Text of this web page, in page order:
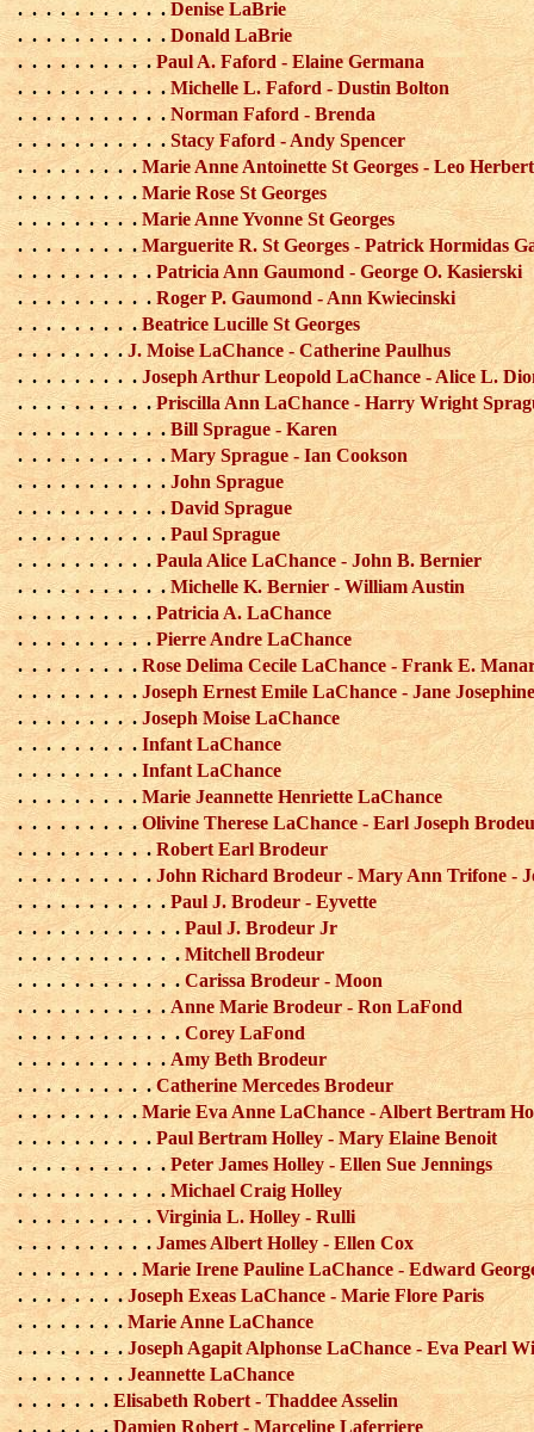
. . . . . . . . . . . Denise LaBrie
. . . . . . . . . . .Donald LaBrie
. . . . . . . . . .Paul A. Faford - Elaine Germana
. . . . . . . . . . . Michelle L. Faford - Dustin Bolton
. . . . . . . . . . . Norman Faford - Brenda
. . . . . . . . . . .Stacy Faford - Andy Spencer
. . . . . . . . . Marie Anne Antoinette St Georges - Leo Herbert
. . . . . . . . . Marie Rose St Georges
. . . . . . . . . Marie Anne Yvonne St Georges
. . . . . . . . . Marguerite R. St Georges - Patrick Hormidas
. . . . . . . . . . Patricia Ann Gaumond - George O. Kasierski
. . . . . . . . . . Roger P. Gaumond - Ann Kwiecinski
. . . . . . . . .Beatrice Lucille St Georges
. . . . . . . .J. Moise LaChance - Catherine Paulhus
. . . . . . . . . Joseph Arthur Leopold LaChance - Alice L.
. . . . . . . . . .Priscilla Ann LaChance - Harry Wright
. . . . . . . . . . . Bill Sprague - Karen
. . . . . . . . . . . Mary Sprague - Ian Cookson
. . . . . . . . . . . John Sprague
. . . . . . . . . . . David Sprague
. . . . . . . . . . .Paul Sprague
. . . . . . . . . . Paula Alice LaChance - John B. Bernier
. . . . . . . . . . .Michelle K. Bernier - William Austin
. . . . . . . . . . Patricia A. LaChance
. . . . . . . . . .Pierre Andre LaChance
. . . . . . . . . Rose Delima Cecile LaChance - Frank E.
. . . . . . . . . Joseph Ernest Emile LaChance - Jane
. . . . . . . . . Joseph Moise LaChance
. . . . . . . . . Infant LaChance
. . . . . . . . . Infant LaChance
. . . . . . . . . Marie Jeannette Henriette LaChance
. . . . . . . . .Olivine Therese LaChance - Earl Joseph
. . . . . . . . . . Robert Earl Brodeur
. . . . . . . . . . John Richard Brodeur - Mary Ann Trifone -
. . . . . . . . . . .Paul J. Brodeur - Eyvette
. . . . . . . . . . . . Paul J. Brodeur Jr
. . . . . . . . . . . . Mitchell Brodeur
. . . . . . . . . . . . Carissa Brodeur - Moon
. . . . . . . . . . . Anne Marie Brodeur - Ron LaFond
. . . . . . . . . . . . Corey LaFond
. . . . . . . . . . . Amy Beth Brodeur
. . . . . . . . . .Catherine Mercedes Brodeur
. . . . . . . . . Marie Eva Anne LaChance - Albert Bertram
. . . . . . . . . . Paul Bertram Holley - Mary Elaine Benoit
. . . . . . . . . . .Peter James Holley - Ellen Sue Jennings
. . . . . . . . . . . Michael Craig Holley
. . . . . . . . . . Virginia L. Holley - Rulli
. . . . . . . . . . James Albert Holley - Ellen Cox
. . . . . . . . . Marie Irene Pauline LaChance - Edward
. . . . . . . .Joseph Exeas LaChance - Marie Flore Paris
. . . . . . . . Marie Anne LaChance
. . . . . . . . Joseph Agapit Alphonse LaChance - Eva Pearl
. . . . . . . . Jeannette LaChance
. . . . . . . Elisabeth Robert - Thaddee Asselin
. . . . . . .Damien Robert - Marceline Laferriere